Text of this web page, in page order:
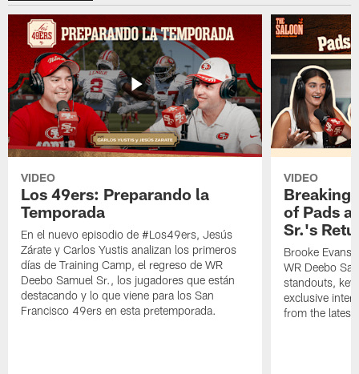
VIDEO
Los 49ers: Preparando la
Temporada
En el nuevo episodio de #Los49ers, Jesús
Zárate y Carlos Yustis analizan los primeros
días de Training Camp, el regreso de WR
Deebo Samuel Sr., los jugadores que están
destacando y lo que viene para los San
Francisco 49ers en esta pretemporada.
VIDEO
Breaking
of Pads
Sr.'s
Brooke Evans
WR Deebo
standouts,
exclusive
from the latest